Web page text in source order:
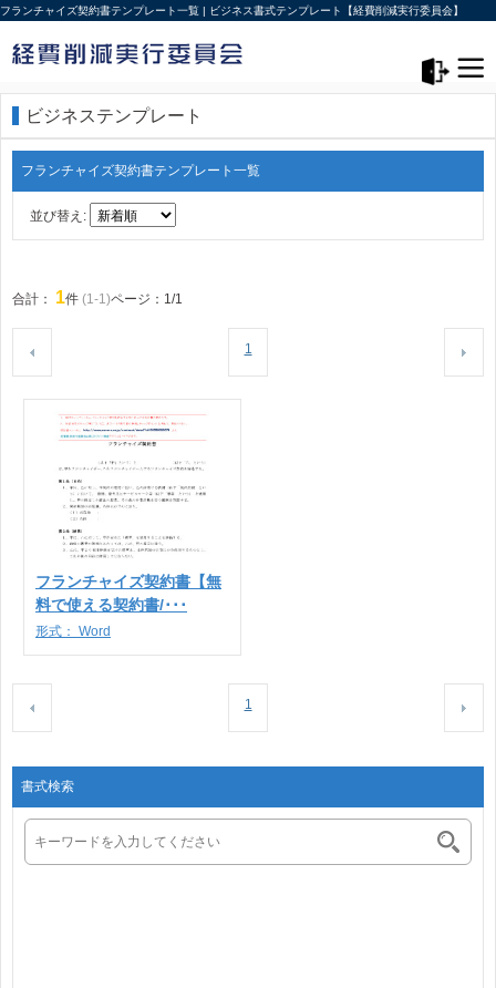
フランチャイズ契約書テンプレート一覧 | ビジネス書式テンプレート【経費削減実行委員会】
ビジネステンプレート
フランチャイズ契約書テンプレート一覧
並び替え:
合計： 1件 (1-1)ページ：1/1
1
フランチャイズ契約書【無
料で使える契約書/･･･
形式： Word
1
書式検索